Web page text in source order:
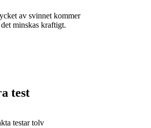
av svinnet kommer
minskas kraftigt.
test
testar tolv